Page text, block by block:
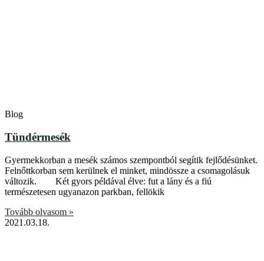
Blog
Tündérmesék
Gyermekkorban a mesék számos szempontból segítik fejlődésünket.
Felnőttkorban sem kerülnek el minket, mindössze a csomagolásuk
változik. Két gyors példával élve: fut a lány és a fiú
természetesen ugyanazon parkban, fellökik
Tovább olvasom »
2021.03.18.